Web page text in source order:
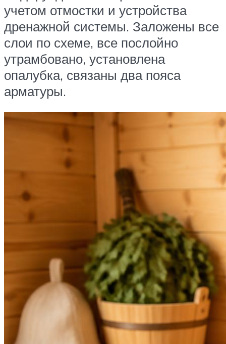
учетом отмостки и устройства
дренажной системы. Заложены все
слои по схеме, все послойно
утрамбовано, установлена
опалубка, связаны два пояса
арматуры.